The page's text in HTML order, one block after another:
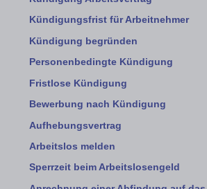
Kündigungsfrist für Arbeitnehmer
Kündigung begründen
Personenbedingte Kündigung
Fristlose Kündigung
Bewerbung nach Kündigung
Aufhebungsvertrag
Arbeitslos melden
Sperrzeit beim Arbeitslosengeld